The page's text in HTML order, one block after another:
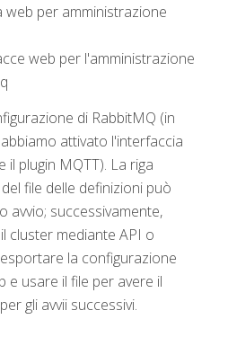
web per amministrazione
web per l'amministrazione
di RabbitMQ (in
attivato l'interfaccia
plugin MQTT). La riga
file delle definizioni può
avvio; successivamente,
cluster mediante API o
la configurazione
e usare il file per avere il
gli avvii successivi.